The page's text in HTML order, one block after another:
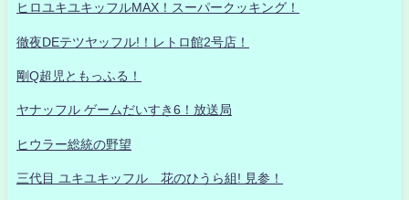
ヒロユキユキッフルMAX！スーパークッキング！
徹夜DEテツヤッフル!！レトロ館2号店！
剛Q超児ともっふる！
ヤナッフル ゲームだいすき6！放送局
ヒウラー総統の野望
三代目 ユキユキッフル 花のひうら組! 見参！